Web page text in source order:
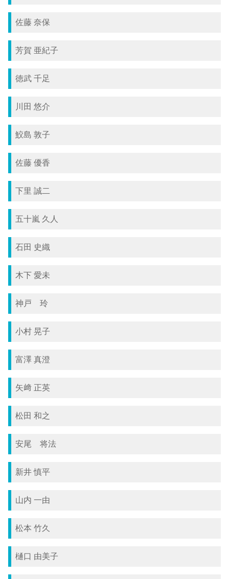
佐藤 奈保
芳賀 亜紀子
徳武 千足
川田 悠介
鮫島 敦子
佐藤 優香
下里 誠二
五十嵐 久人
石田 史織
木下 愛未
神戸 玲
小村 晃子
富澤 真澄
矢﨑 正英
松田 和之
安尾 将法
新井 慎平
山内 一由
松本 竹久
樋口 由美子